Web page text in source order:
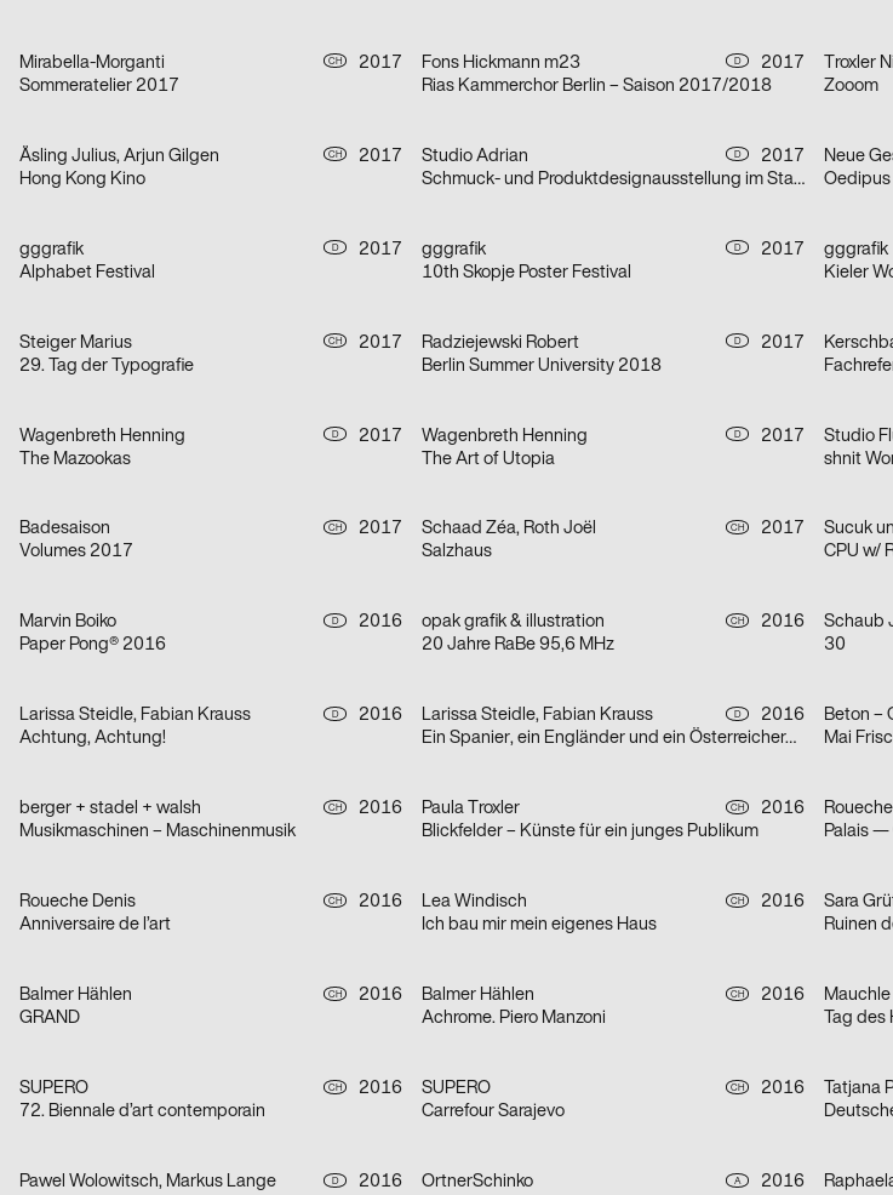
Mirabella-Morganti CH
2017
Sommeratelier 2017
Fons Hickmann m23 D
2017
Rias Kammerchor Berlin – Saison 2017/2018
Troxler
Zooom
Åsling Julius, Arjun Gilgen CH
2017
Hong Kong Kino
Studio Adrian D
2017
Schmuck- und Produktdesignausstellung im Stadtmuseum Düsseldorf
Neue
Oedipus
gggrafik D
2017
Alphabet Festival
gggrafik D
2017
10th Skopje Poster Festival
gggrafik
Kieler
Steiger Marius CH
2017
29. Tag der Typografie
Radziejewski Robert D
2017
Berlin Summer University 2018
Wagenbreth Henning D
2017
The Mazookas
Wagenbreth Henning D
2017
The Art of Utopia
Studio
shnit
Badesaison CH
2017
Volumes 2017
Schaad Zéa, Roth Joël CH
2017
Salzhaus
Sucuk
CPU w/
Marvin Boiko D
2016
Paper Pong® 2016
opak grafik & illustration CH
2016
20 Jahre RaBe 95,6 MHz
Schaub
30
Larissa Steidle, Fabian Krauss D
2016
Achtung, Achtung!
Larissa Steidle, Fabian Krauss D
2016
Ein Spanier, ein Engländer und ein Österreicher…
Beton –
Mai
berger + stadel + walsh CH
2016
Musikmaschinen – Maschinenmusik
Paula Troxler CH
2016
Blickfelder – Künste für ein junges Publikum
Palais —
Roueche Denis CH
2016
Anniversaire de l’art
Lea Windisch CH
2016
Ich bau mir mein eigenes Haus
Sara
Ruinen
Balmer Hählen CH
2016
GRAND
Balmer Hählen CH
2016
Achrome. Piero Manzoni
Tag des
SUPERO CH
2016
72. Biennale d’art contemporain
SUPERO CH
2016
Carrefour Sarajevo
Tatjana
Pawel Wolowitsch, Markus Lange D
2016
OrtnerSchinko A
2016